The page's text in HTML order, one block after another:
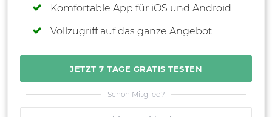
Komfortable App für iOS und Android
Vollzugriff auf das ganze Angebot
JETZT 7 TAGE GRATIS TESTEN
Schon Mitglied?